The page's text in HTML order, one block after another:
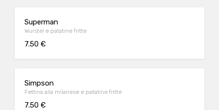
Superman
Wurstel e patatine fritte
7.50 €
Simpson
Fettina alla milanese e patatine fritte
7.50 €